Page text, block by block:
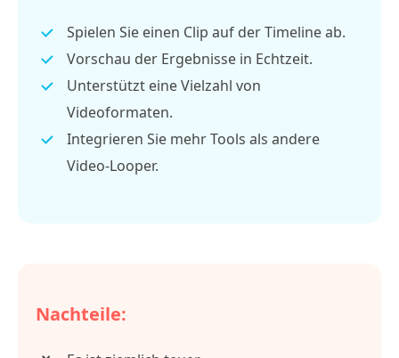
Spielen Sie einen Clip auf der Timeline ab.
Vorschau der Ergebnisse in Echtzeit.
Unterstützt eine Vielzahl von
Videoformaten.
Integrieren Sie mehr Tools als andere
Video-Looper.
Nachteile: